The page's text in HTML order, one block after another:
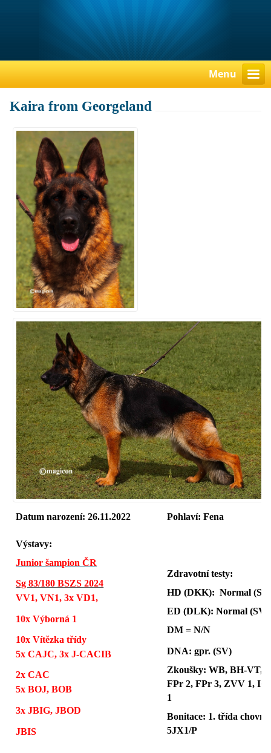
Menu
Kaira from Georgeland
Datum narození: 26.11.2022 Pohlaví: Fena
Výstavy:
Junior šampion ČR
Sg 83/180 BSZS 2024
VV1, VN1, 3x VD1,
10x Výborná 1
10x Vítězka třídy
5x CAJC, 3x J-CACIB
2x CAC
5xBOJ, BOB
3x JBIG, JBOD
JBIS
Zdravotní testy:
HD (DKK): Normal
ED (DLK): Normal (SV)
DM = N/N
DNA: gpr. (SV)
Zkoušky: WB, BH-VT,
FPr 2, FPr 3, ZVV 1,
1
Bonitace: 1. třída
5JX1/P